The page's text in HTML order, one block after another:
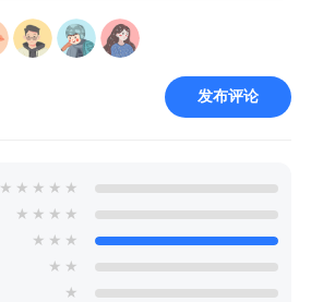
发布评论
★ ★ ★ ★ ★
★ ★ ★ ★
★ ★ ★
★ ★
★